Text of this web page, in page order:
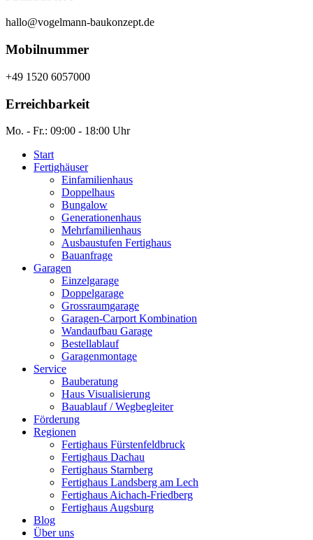
hallo@vogelmann-baukonzept.de
Mobilnummer
+49 1520 6057000
Erreichbarkeit
Mo. - Fr.: 09:00 - 18:00 Uhr
Start
Fertighäuser
Einfamilienhaus
Doppelhaus
Bungalow
Generationenhaus
Mehrfamilienhaus
Ausbaustufen Fertighaus
Bauanfrage
Garagen
Einzelgarage
Doppelgarage
Grossraumgarage
Garagen-Carport Kombination
Wandaufbau Garage
Bestellablauf
Garagenmontage
Service
Bauberatung
Haus Visualisierung
Bauablauf / Wegbegleiter
Förderung
Regionen
Fertighaus Fürstenfeldbruck
Fertighaus Dachau
Fertighaus Starnberg
Fertighaus Landsberg am Lech
Fertighaus Aichach-Friedberg
Fertighaus Augsburg
Blog
Über uns